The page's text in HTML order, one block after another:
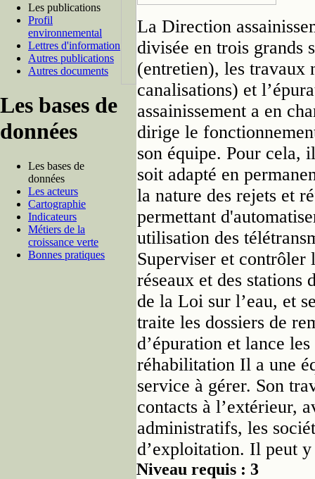
Les publications
Profil
environnemental
Lettres d'information
Autres publications
Autres documents
Les bases de
données
Les bases de
données
Les acteurs
Cartographie
Indicateurs
Métiers de la
croissance verte
Bonnes pratiques
La Direction
divisée en trois grands
(entretien), les travaux
canalisations) et
assainissement a en
dirige le
son équipe. Pour cela,
soit adapté en
la nature des rejets et
permettant
utilisation des
Superviser et contrôler
réseaux et des stations
de la Loi sur l’eau, et
traite les dossiers de
d’épuration et lance
réhabilitation Il a une
service à gérer. Son
contacts à l’extérieur,
administratifs, les
d’exploitation. Il peut
Niveau requis : 3